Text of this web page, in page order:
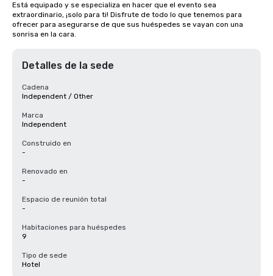
Está equipado y se especializa en hacer que el evento sea
extraordinario, ¡solo para ti! Disfrute de todo lo que tenemos para
ofrecer para asegurarse de que sus huéspedes se vayan con una
sonrisa en la cara.
Detalles de la sede
Cadena
Independent / Other
Marca
Independent
Construido en
-
Renovado en
-
Espacio de reunión total
-
Habitaciones para huéspedes
9
Tipo de sede
Hotel